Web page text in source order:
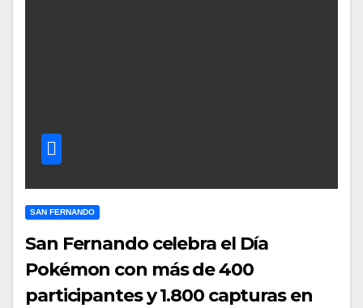
SAN FERNANDO
San Fernando celebra el Día
Pokémon con más de 400
participantes y 1.800 capturas en